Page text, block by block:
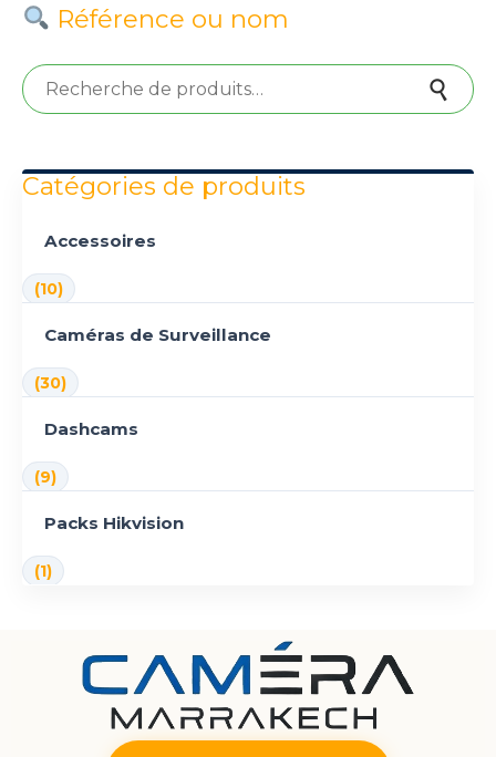
Référence ou nom
Recherche pour :
Catégories de produits
Accessoires
(10)
Caméras de Surveillance
(30)
Dashcams
(9)
Packs Hikvision
(1)